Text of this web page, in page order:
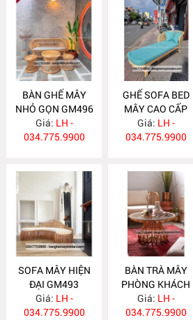
BÀN GHẾ MÂY
NHỎ GỌN GM496
Giá: LH -
034.775.9900
GHẾ SOFA BED
MÂY CAO CẤP
GM495
Giá: LH -
034.775.9900
SOFA MÂY HIỆN
ĐẠI GM493
Giá: LH -
034.775.9900
BÀN TRÀ MÂY
PHÒNG KHÁCH
HIỆN ĐẠI BM18
Giá: LH -
034.775.9900